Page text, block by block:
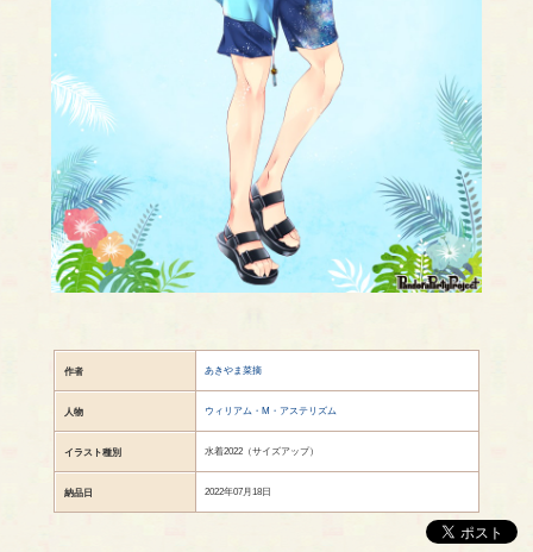
作者 あきやま菜摘
人物 ウィリアム・M・アステリズム
イラスト種別 水着2022（サイズアップ）
納品日 2022年07月18日